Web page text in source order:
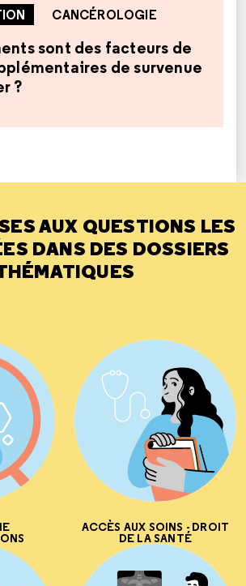
CANCÉROLOGIE
sont des facteurs de
de survenue
?
AUX QUESTIONS LES
DANS DES DOSSIERS
ACCÈS AUX SOINS - DROIT
DE LA SANTÉ